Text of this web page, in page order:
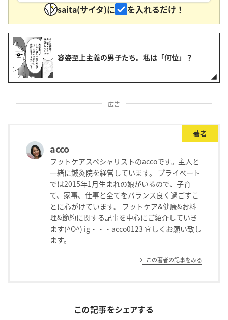
saita(サイタ)に
を入れるだけ！
容姿至上主義の男子たち。私は「何位」？
広告
著者
acco
フットケアスペシャリストのaccoです。主人と
一緒に鍼灸院を経営しています。 プライベート
では2015年1月生まれの娘がいるので、子育
て、家事、仕事と全てをバランス良く過ごすこ
とに心がけています。 フットケア&健康&お料
理&節約に関する記事を中心にご紹介していき
ます(^O^) ig・・・acco0123 宜しくお願い致し
ます。
この著者の記事をみる
この記事をシェアする